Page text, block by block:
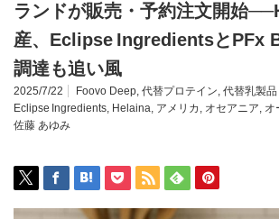
ランドが販売・予約注文開始
産、Eclipse IngredientsとPFx
調達も追い風
2025/7/22 Foovo Deep, 代替プロテイン, 代替乳製
Eclipse Ingredients, Helaina, アメリカ , オセアニア, オ
佐藤 あゆみ